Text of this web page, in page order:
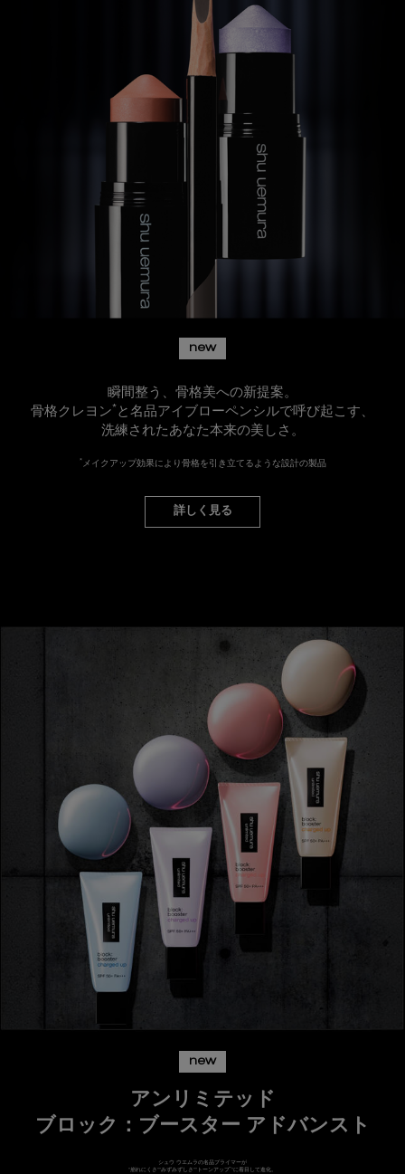
new
瞬間整う、骨格美への新提案。
骨格クレヨン*と名品アイブローペンシルで呼び起こす、
洗練されたあなた本来の美しさ。
* メイクアップ効果により骨格を引き立てるような設計の製品
詳しく見る
new
アンリミテッド
ブロック：ブースター アドバンスト
シュウ ウエムラの名品プライマーが
"崩れにくさ""みずみずしさ""トーンアップ *"に着目して進化。